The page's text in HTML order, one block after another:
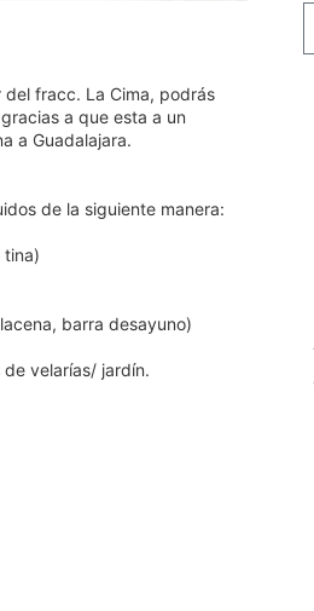
fracc. La Cima, podrás
a que esta a un
a Guadalajara.
de la siguiente manera:
tina)
barra desayuno)
velarías/ jardín.